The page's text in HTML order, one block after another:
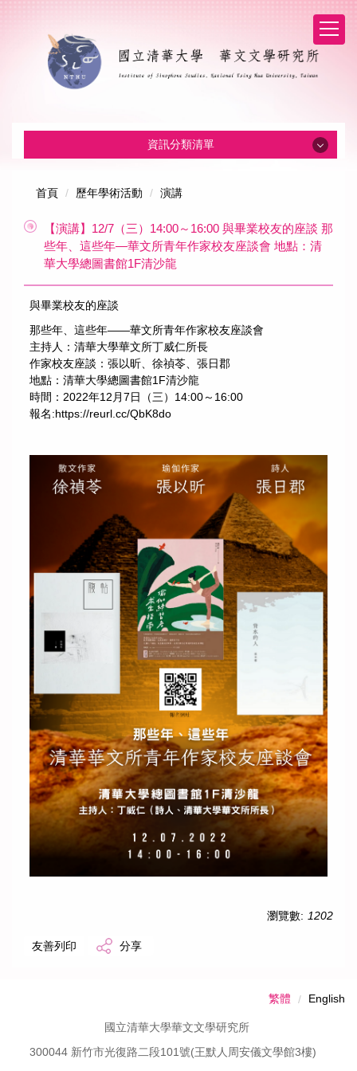
資訊分類清單
系所消息
招生消息
課程資訊
規章辦法
國際合作學校與單位
活動紀實
歷年學術活動
歷年畢業生論文
學生作品
首頁 歷年學術活動 演講
【演講】12/7（三）14:00～16:00 與畢業校友的座談 那
些年、這些年—華文所青年作家校友座談會 地點：清
華大學總圖書館1F清沙龍
與畢業校友的座談
那些年、這些年——華文所青年作家校友座談會
主持人：清華大學華文所丁威仁所長
作家校友座談：張以昕、徐禎苓、張日郡
地點：清華大學總圖書館1F清沙龍
時間：2022年12月7日（三）14:00～16:00
報名:https://reurl.cc/QbK8do
瀏覽數: 1202
友善列印 分享
繁體 English
國立清華大學華文文學研究所
300044 新竹市光復路二段101號(王默人周安儀文學館3樓)